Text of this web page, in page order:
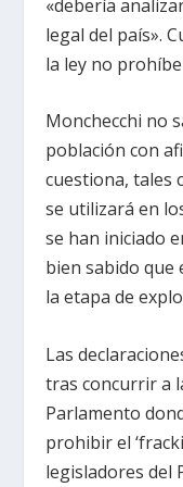
«debería
legal del país».
la ley no
Monchecchi no
población con
cuestiona, tales
se utilizará en
se han iniciado
bien sabido que
la etapa de
Las
tras concurrir a
Parlamento
prohibir el
legisladores del